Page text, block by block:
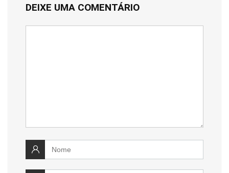
DEIXE UMA COMENTÁRIO